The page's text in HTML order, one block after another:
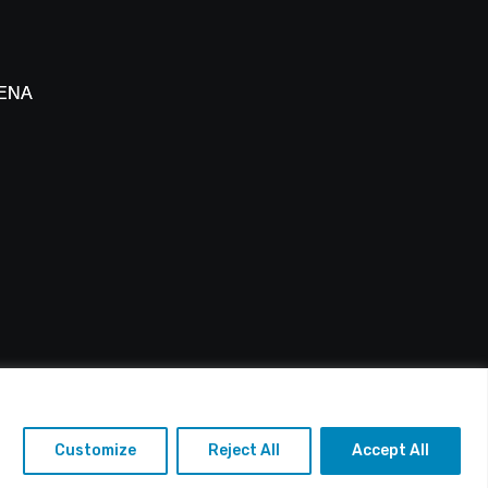
Customize Reject All Accept All